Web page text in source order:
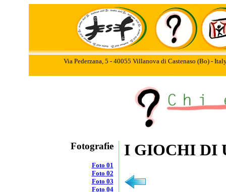
Via Pederzana, 5 - 40055 Villanova di Castenaso (Bo) -
Fotografie
Foto 01
Foto 02
Foto 03
Foto 04
I GIOCHI DI